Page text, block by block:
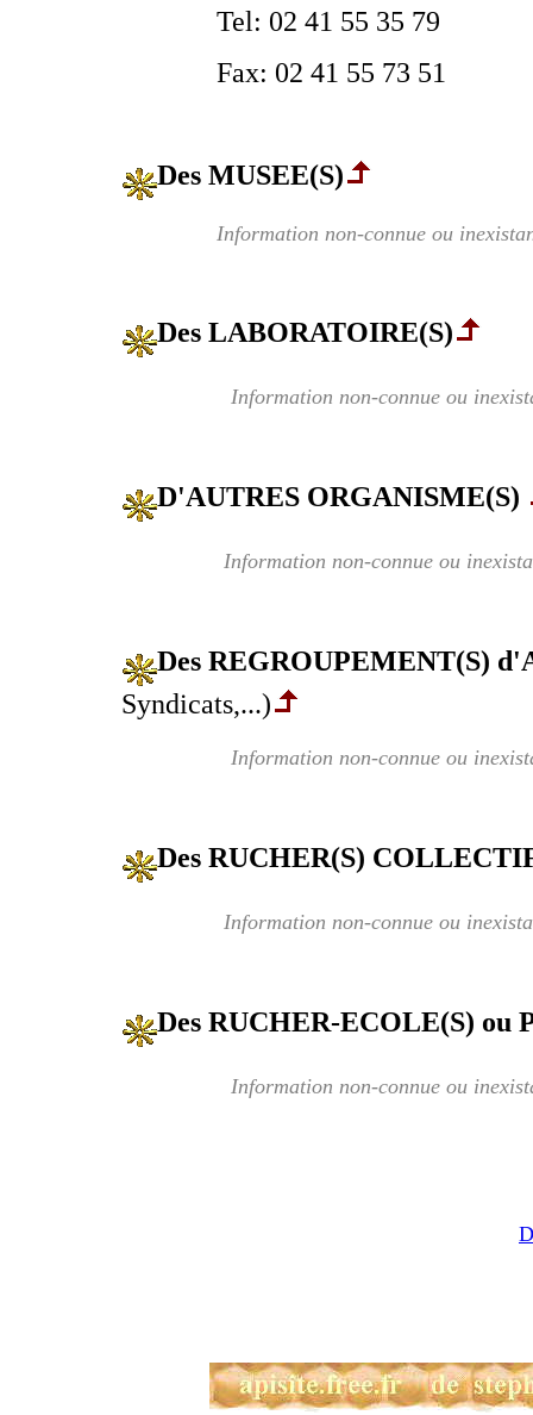
Tel: 02 41 55 35 79
Fax: 02 41 55 73 51
Des MUSEE(S)
Information non-connue ou
Des LABORATOIRE(S)
Information non-connue ou
D'AUTRES ORGANISME(S)
Information non-connue ou
Des REGROUPEMENT(S)
Syndicats,...)
Information non-connue ou
Des RUCHER(S)
Information non-connue ou
Des RUCHER-ECOLE(S) ou
Information non-connue ou